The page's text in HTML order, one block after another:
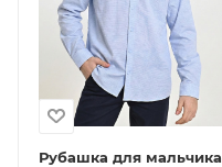
Рубашка для мальчика